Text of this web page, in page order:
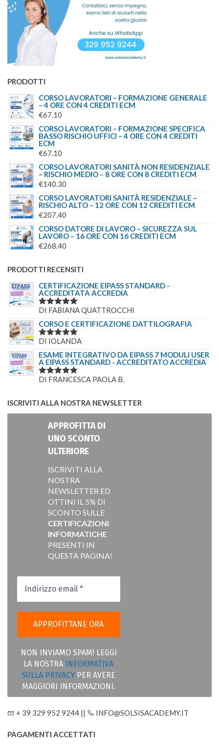
PRODOTTI
CORSO LAVORATORI – FORMAZIONE GENERALE
– 4 ORE CON 4 CREDITI ECM
€67.10
CORSO LAVORATORI – FORMAZIONE SPECIFICA
BASSO RISCHIO UFFICI – 4 ORE CON 4 CREDITI
ECM
€67.10
CORSO LAVORATORI SANITÀ NON RESIDENZIALE
– RISCHIO MEDIO – 8 ORE CON 8 CREDITI ECM
€140.30
CORSO LAVORATORI SANITÀ RESIDENZIALE –
RISCHIO ALTO – 12 ORE CON 12 CREDITI ECM
€207.40
CORSO DATORE DI LAVORO – SICUREZZA SUL
LAVORO – 16 ORE CON 16 CREDITI ECM
€268.40
PRODOTTI RECENSITI
CERTIFICAZIONE EIPASS STANDARD -
ACCREDITATA ACCREDIA
VALUTATO
DI FABIANA QUATTROCCHI
CORSO E CERTIFICAZIONE DATTILOGRAFIA
VALUTATO
DI IOLANDA
ESAME INTEGRATIVO DA EIPASS 7 MODULI USER
A EIPASS STANDARD - ACCREDITATO ACCREDIA
VALUTATO
DI FRANCESCA PAOLA B.
ISCRIVITI ALLA NOSTRA NEWSLETTER
APPROFITTA DI
UNO SCONTO
ULTERIORE
ISCRIVITI ALLA
NOSTRA
NEWSLETTER ED
OTTINI IL 5% DI
SCONTO SULLE
CERTIFICAZIONI
INFORMATICHE
PRESENTI IN
QUESTA PAGINA!
NON INVIAMO SPAM! LEGGI
LA NOSTRA INFORMATIVA
SULLA PRIVACY PER AVERE
MAGGIORI INFORMAZIONI.
+ 39 329 952 9244 || INFO@SOLSISACADEMY.IT
PAGAMENTI ACCETTATI